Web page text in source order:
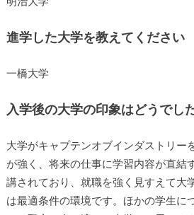
進学した大学を教えてください
一橋大学
入学後の大学の印象はどうでし
大学がキャプテンオブインダストリー
が強く、将来の仕事に学習内容が直結
講されており、就職を強く見すえて大
は最適条件の環境です。ほかの学生に